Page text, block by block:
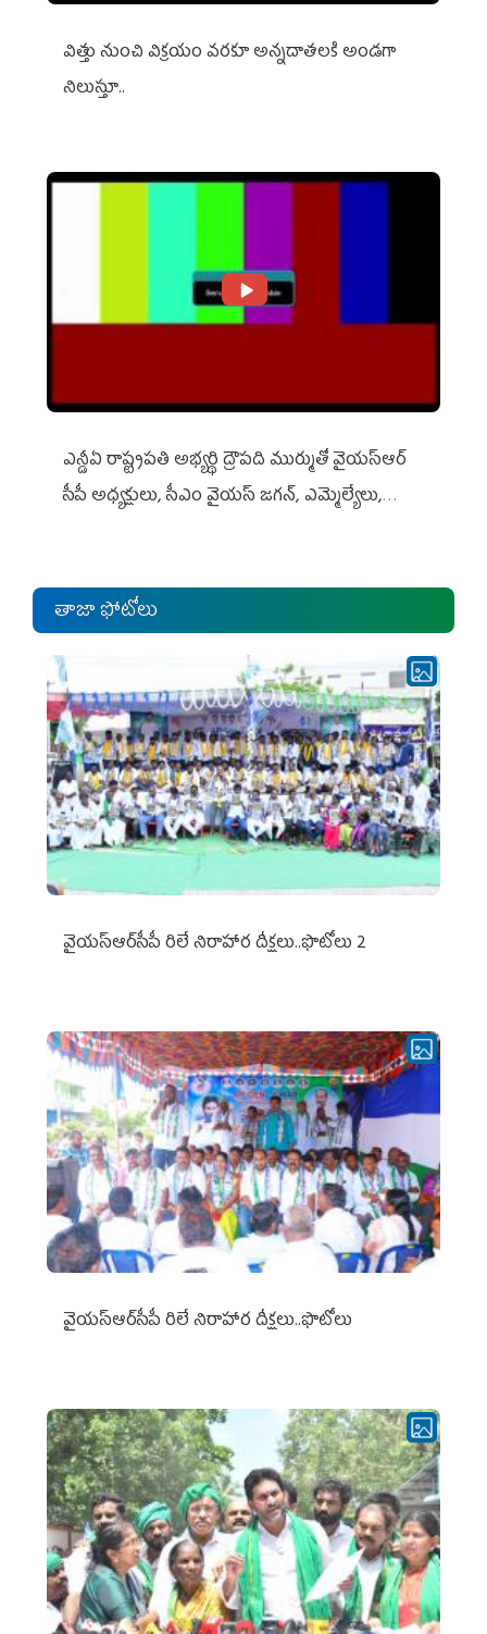
విత్తు నుంచి విక్రయం వరకూ అన్నదాతలకి అండగా
నిలుస్తూ..
ఎన్డీఏ రాష్ట్ర‌ప‌తి అభ్య‌ర్థి ద్రౌప‌ది ముర్ముతో వైయ‌స్ఆర్
సీపీ అధ్య‌క్షులు, సీఎం వైయ‌స్ జ‌గ‌న్, ఎమ్మెల్యేలు,
తాజా ఫోటోలు
వైయ‌స్ఆర్‌సీపీ రిలే నిరాహార దీక్షలు..ఫొటోలు 2
వైయ‌స్ఆర్‌సీపీ రిలే నిరాహార దీక్షలు..ఫొటోలు